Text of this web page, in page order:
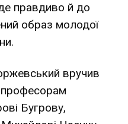
правдиво й до
образ молодої
вручив
Бугрову,